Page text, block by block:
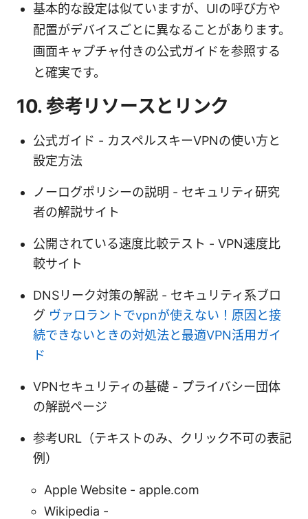
基本的な設定は似ていますが、UIの呼び方や
配置がデバイスごとに異なることがあります。
画面キャプチャ付きの公式ガイドを参照する
と確実です。
10. 参考リソースとリンク
公式ガイド - カスペルスキーVPNの使い方と
設定方法
ノーログポリシーの説明 - セキュリティ研究
者の解説サイト
公開されている速度比較テスト - VPN速度比
較サイト
DNSリーク対策の解説 - セキュリティ系ブロ
グ ヴァロラントでvpnが使えない！原因と接
続できないときの対処法と最適VPN活用ガイ
ド
VPNセキュリティの基礎 - プライバシー団体
の解説ページ
参考URL（テキストのみ、クリック不可の表記
例）
Apple Website - apple.com
Wikipedia -